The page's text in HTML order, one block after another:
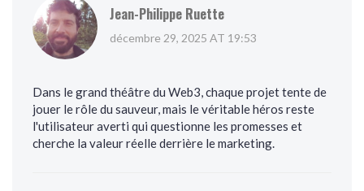
Jean-Philippe Ruette
décembre 29, 2025 AT 19:53
Dans le grand théâtre du Web3, chaque projet tente de
jouer le rôle du sauveur, mais le véritable héros reste
l'utilisateur averti qui questionne les promesses et
cherche la valeur réelle derrière le marketing.